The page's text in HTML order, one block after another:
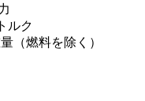
ルク
（燃料を除く）